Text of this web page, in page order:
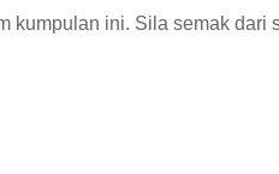
kumpulan ini. Sila semak